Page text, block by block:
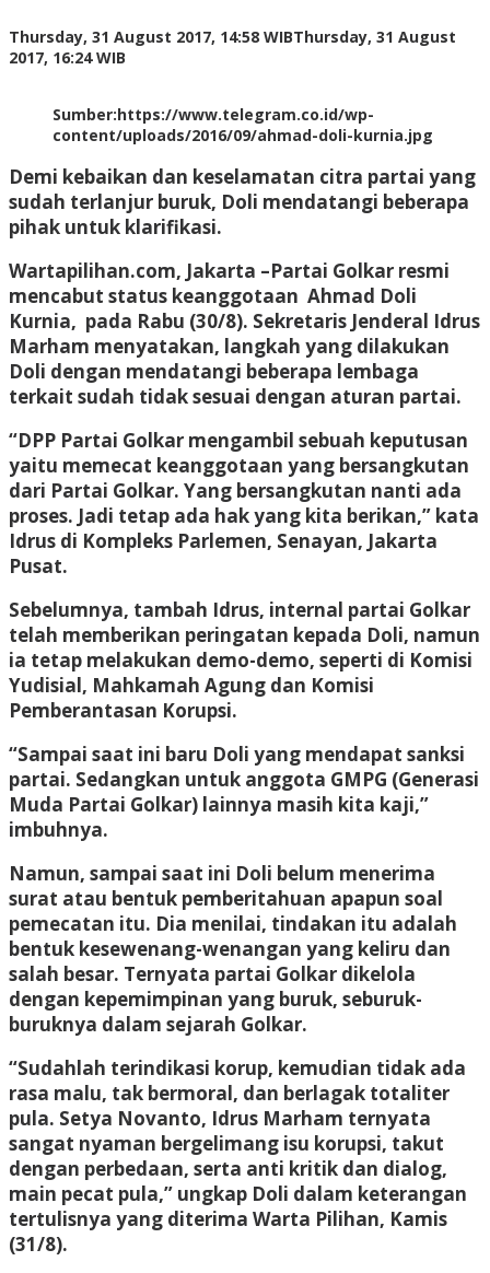
Thursday, 31 August 2017, 14:58 WIBThursday, 31 August
2017, 16:24 WIB
Sumber:https://www.telegram.co.id/wp-
content/uploads/2016/09/ahmad-doli-kurnia.jpg
Demi kebaikan dan keselamatan citra partai yang
sudah terlanjur buruk, Doli mendatangi beberapa
pihak untuk klarifikasi.
Wartapilihan.com, Jakarta –Partai Golkar resmi
mencabut status keanggotaan Ahmad Doli
Kurnia, pada Rabu (30/8). Sekretaris Jenderal Idrus
Marham menyatakan, langkah yang dilakukan
Doli dengan mendatangi beberapa lembaga
terkait sudah tidak sesuai dengan aturan partai.
“DPP Partai Golkar mengambil sebuah keputusan
yaitu memecat keanggotaan yang bersangkutan
dari Partai Golkar. Yang bersangkutan nanti ada
proses. Jadi tetap ada hak yang kita berikan,” kata
Idrus di Kompleks Parlemen, Senayan, Jakarta
Pusat.
Sebelumnya, tambah Idrus, internal partai Golkar
telah memberikan peringatan kepada Doli, namun
ia tetap melakukan demo-demo, seperti di Komisi
Yudisial, Mahkamah Agung dan Komisi
Pemberantasan Korupsi.
“Sampai saat ini baru Doli yang mendapat sanksi
partai. Sedangkan untuk anggota GMPG (Generasi
Muda Partai Golkar) lainnya masih kita kaji,”
imbuhnya.
Namun, sampai saat ini Doli belum menerima
surat atau bentuk pemberitahuan apapun soal
pemecatan itu. Dia menilai, tindakan itu adalah
bentuk kesewenang-wenangan yang keliru dan
salah besar. Ternyata partai Golkar dikelola
dengan kepemimpinan yang buruk, seburuk-
buruknya dalam sejarah Golkar.
“Sudahlah terindikasi korup, kemudian tidak ada
rasa malu, tak bermoral, dan berlagak totaliter
pula. Setya Novanto, Idrus Marham ternyata
sangat nyaman bergelimang isu korupsi, takut
dengan perbedaan, serta anti kritik dan dialog,
main pecat pula,” ungkap Doli dalam keterangan
tertulisnya yang diterima Warta Pilihan, Kamis
(31/8).